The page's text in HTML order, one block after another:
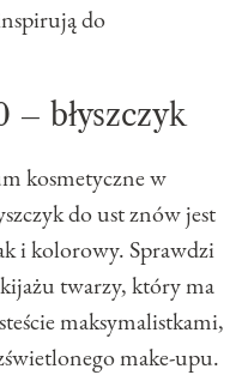
do
– błyszczyk
kosmetyczne w
do ust znów jest
i kolorowy. Sprawdzi
twarzy, który ma
maksymalistkami,
make-upu.